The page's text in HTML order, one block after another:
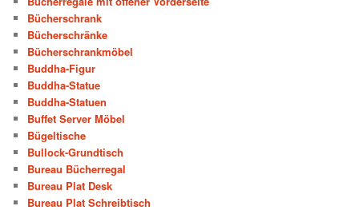
Bücherschrank
Bücherschränke
Bücherschrankmöbel
Buddha-Figur
Buddha-Statue
Buddha-Statuen
Buffet Server Möbel
Bügeltische
Bullock-Grundtisch
Bureau Bücherregal
Bureau Plat Desk
Bureau Plat Schreibtisch